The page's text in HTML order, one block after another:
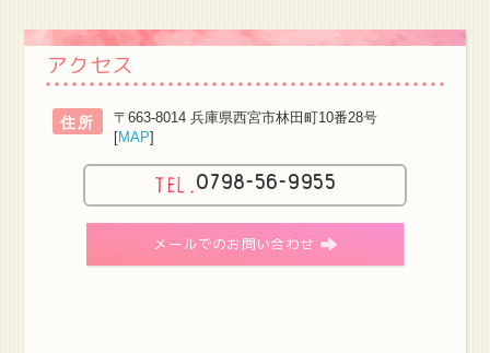
アクセス
住所
〒663-8014 兵庫県西宮市林田町10番28号
[MAP]
0798-56-9955
メールでのお問い合わせ